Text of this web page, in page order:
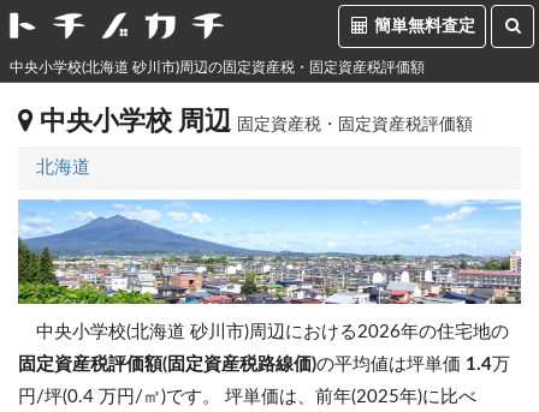
簡単無料査定
中央小学校(北海道 砂川市)周辺の固定資産税・固定資産税評価額
中央小学校 周辺 固定資産税・固定資産税評価額
北海道
中央小学校(北海道 砂川市)周辺における2026年の住宅地の
固定資産税評価額(固定資産税路線価)の平均値は坪単価 1.4万
円/坪(0.4 万円/㎡)です。 坪単価は、前年(2025年)に比べ